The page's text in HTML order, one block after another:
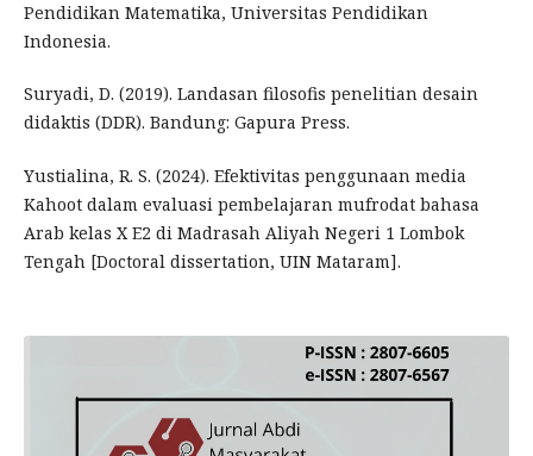
Pendidikan Matematika, Universitas Pendidikan
Indonesia.
Suryadi, D. (2019). Landasan filosofis penelitian desain
didaktis (DDR). Bandung: Gapura Press.
Yustialina, R. S. (2024). Efektivitas penggunaan media
Kahoot dalam evaluasi pembelajaran mufrodat bahasa
Arab kelas X E2 di Madrasah Aliyah Negeri 1 Lombok
Tengah [Doctoral dissertation, UIN Mataram].